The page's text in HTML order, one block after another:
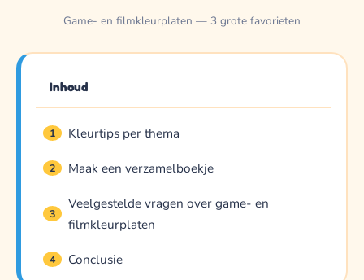
Game- en filmkleurplaten — 3 grote favorieten
Inhoud
1 Kleurtips per thema
2 Maak een verzamelboekje
3
Veelgestelde vragen over game- en
filmkleurplaten
4 Conclusie